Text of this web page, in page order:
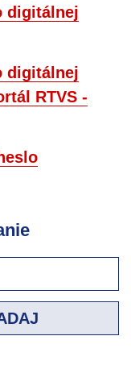
digitálnej
digitálnej
RTVS -